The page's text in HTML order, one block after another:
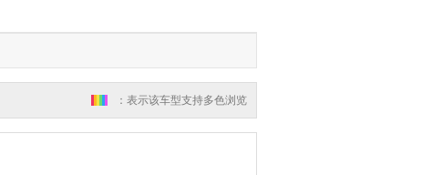
：表示该车型支持多色浏览